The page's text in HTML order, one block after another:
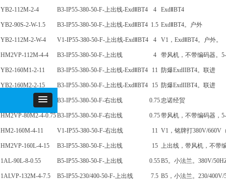
YB2-112M-2-4 B3-IP55-380-50-F-上出线-ExdⅡBT4 4 ExdⅡBT4
YB2-90S-2-W-1.5 B3-IP55-380-50-F-上出线-ExdⅡBT4 1.5 ExdⅡBT4。户外
YB2-112M-2-W-4 V1-IP55-380-50-F-上出线-ExdⅡBT4 4 V1，ExdⅡBT4。户外。
HM2VP-112M-4-4 B3-IP55-380-50-F-上出线 4 带风机，不带编码器。
YB2-160M1-2-11 B3-IP55-380-50-F-上出线-ExdⅡBT4 11 防爆ExdIIBT4。联进
YB2-160M2-2-15 B3-IP55-380-50-F-上出线-ExdⅡBT4 15 防爆ExdIIBT4。联进
HM2EJ-90S-6-0.75 B3-IP55-380-50-F-右出线 0.75忠诺经贸
HM2VP-80M2-4-0.75B3-IP55-380-50-F-右出线 0.75带风机，不带编码器，
HM2-160M-4-11 V1-IP55-380-50-F-右出线 11 V1，铭牌打380V/660V
HM2VP-160L-4-15 B3-IP55-380-50-F-上出线 15 上出线，带风机，不带
1AL-90L-8-0.55 B5-IP55-380-50-F-上出线 0.55B5。小法兰。380V/
1ALVP-132M-4-7.5 B5-IP55-230/400-50-F-上出线 7.5 B5，小法兰。230/